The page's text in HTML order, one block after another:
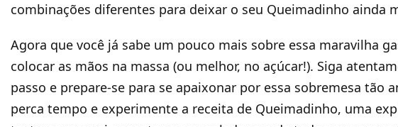
combinações diferentes para deixar o seu Queimadinho ainda
Agora que você já sabe um pouco mais sobre essa maravilha
colocar as mãos na massa (ou melhor, no açúcar!). Siga
passo e prepare-se para se apaixonar por essa sobremesa tão
perca tempo e experimente a receita de Queimadinho, uma